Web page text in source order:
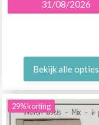
31/08/2026
Bekijk alle opties
29% korting